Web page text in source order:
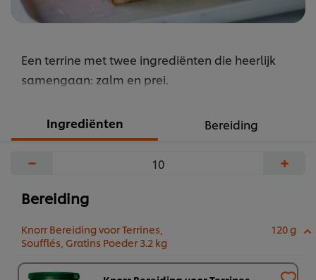
Een terrine met twee ingrediënten die heerlijk
samengaan: zalm en prei.
Ingrediënten Bereiding
− +
Bereiding
Knorr Bereiding voor Terrines,
Soufflés, Gratins Poeder 3.2 kg
120 g